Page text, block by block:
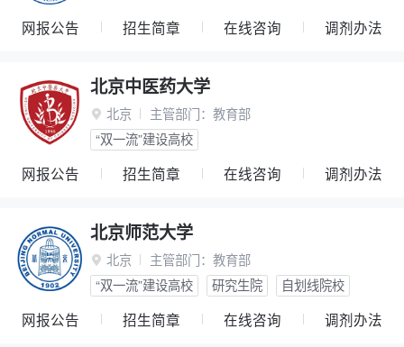
网报公告 招生简章 在线咨询 调剂办法
北京中医药大学
 北京 主管部门： 教育部
“双一流”建设高校
网报公告 招生简章 在线咨询 调剂办法
北京师范大学
 北京 主管部门： 教育部
“双一流”建设高校
研究生院 自划线院校
网报公告 招生简章 在线咨询 调剂办法